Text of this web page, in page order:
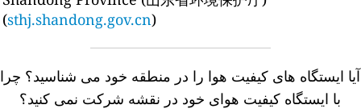
(sthj.shandong.gov.cn)
ایستگاه های کیفیت هوا را در منطقه خود می شناسید؟ چرا
با ایستگاه کیفیت هوای خود در نقشه شرکت نمی کنید؟